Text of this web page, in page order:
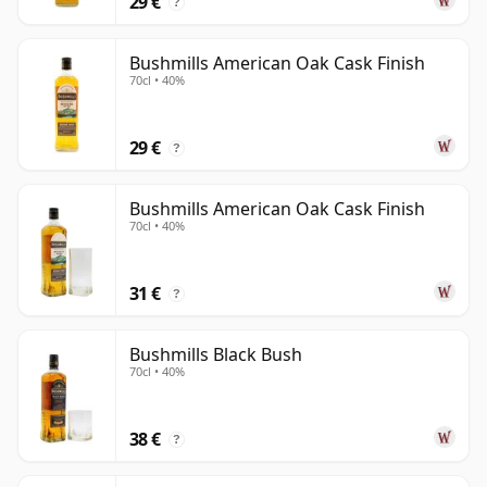
vainilla y frutas suaves de huerto que ayudan a definir
Bushmills American Oak Cask Finish
70cl • 40%
29 € ?
Bushmills American Oak Cask Finish
70cl • 40%
31 € ?
Bushmills Black Bush
70cl • 40%
38 € ?